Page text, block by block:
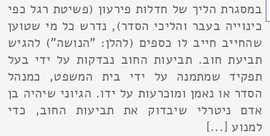
במסגרת הליך של חדלות פירעון (פשיטת רגל כפי
כינוייה בעבר והליכי הסדר), נדרש כל מי שטוען
שהחייב חייב לו כספים (להלן: "הנושה") להגיש
תביעת חוב. תביעות החוב נבדקות על ידי בעל
תפקיד שמתמנה על ידי בית המשפט, כמנהל
הסדר או נאמן ומוכרעות על ידו. הגיוני שיהיה בן
אדם ניטרלי שיבדוק את תביעות החוב, כדי
למנוע [...]